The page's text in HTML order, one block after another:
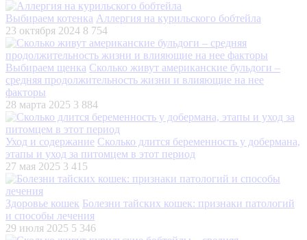
Выбираем котенка Аллергия на курильского бобтейла
23 октября 2024 8 754
Выбираем щенка Сколько живут американские бульдоги –
средняя продолжительность жизни и влияющие на нее
факторы
28 марта 2025 3 884
Уход и содержание Сколько длится беременность у добермана,
этапы и уход за питомцем в этот период
27 мая 2025 3 415
Здоровье кошек Болезни тайских кошек: признаки патологий
и способы лечения
29 июля 2025 5 346